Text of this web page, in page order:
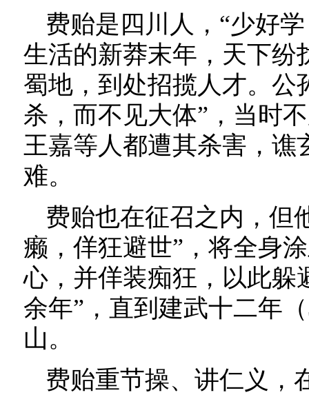
费贻是四川人，“少好
生活的新莽末年，天下纷
蜀地，到处招揽人才。公
杀，而不见大体”，当时
王嘉等人都遭其杀害，谯
难。
费贻也在征召之内，但
癞，佯狂避世”，将全身
心，并佯装痴狂，以此躲
余年”，直到建武十二年
山。
费贻重节操、讲仁义，